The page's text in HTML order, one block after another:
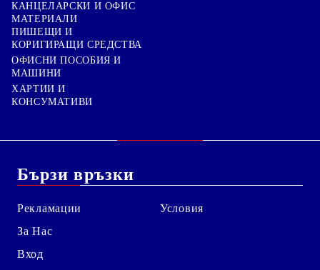
КАНЦЕЛАРСКИ И ОФИС
МАТЕРИАЛИ
ПИШЕЩИ И
КОРИГИРАЩИ СРЕДСТВА
ОФИСНИ ПОСОБИЯ И
МАШИНИ
ХАРТИИ И
КОНСУМАТИВИ
Бързи връзки
Рекламации
За Нас
Вход
Условия